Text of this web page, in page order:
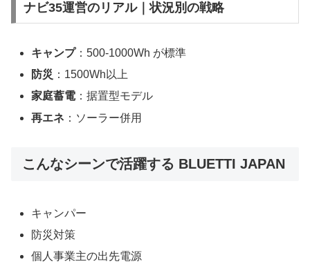
ナビ35運営のリアル｜状況別の戦略
キャンプ：500-1000Wh が標準
防災 ：1500Wh以上
家庭蓄電：据置型モデル
再エネ ：ソーラー併用
こんなシーンで活躍する BLUETTI JAPAN
キャンパー
防災対策
個人事業主の出先電源